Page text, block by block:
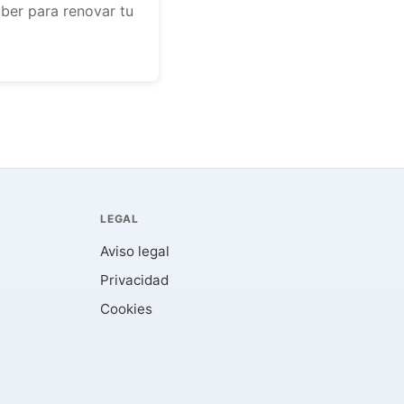
para renovar tu
LEGAL
Aviso legal
Privacidad
Cookies